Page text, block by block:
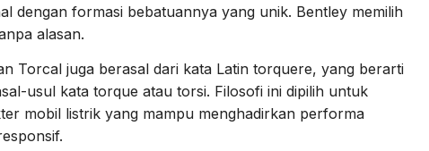
dengan formasi bebatuannya yang unik. Bentley memilih
alasan.
Torcal juga berasal dari kata Latin torquere, yang berarti
usul kata torque atau torsi. Filosofi ini dipilih untuk
mobil listrik yang mampu menghadirkan performa